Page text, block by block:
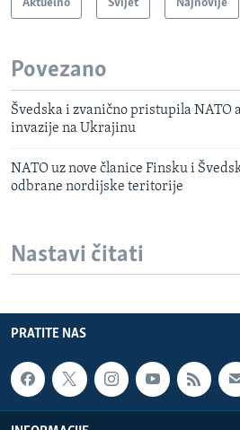
Aktuelno Svijet Najnovije
Povezano
Švedska i zvanično pristupila NATO
invazije na Ukrajinu
NATO uz nove članice Finsku i
odbrane nordijske teritorije
Nastavi čitati
PRATITE NAS